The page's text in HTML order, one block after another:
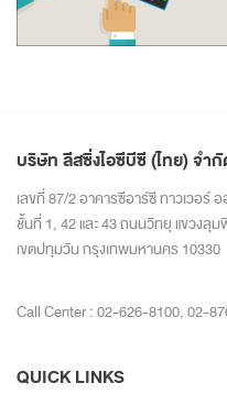
บริษัท ลีสซิ่งไอซีบีซี (ไทย) จำ
เลขที่ 87/2 อาคารซีอาร์ซี ทาวเวอร์
ชั้นที่ 1, 42 และ 43 ถนนวิทยุ แขวงลุ
เขตปทุมวัน กรุงเทพมหานคร 10330
Call Center :02-626-8100,02-
QUICK LINKS